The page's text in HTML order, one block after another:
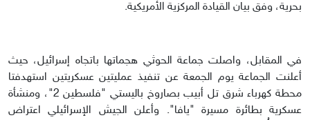
بحرية، وفق بيان القيادة المركزية الأمريكية.
في المقابل، واصلت جماعة الحوثي هجماتها باتجاه إسرائيل، حيث
أعلنت الجماعة يوم الجمعة عن تنفيذ عمليتين عسكريتين استهدفتا
محطة كهرباء شرق تل أبيب بصاروخ باليستي "فلسطين 2"، ومنشأة
عسكرية بطائرة مسيرة "يافا". وأعلن الجيش الإسرائيلي اعتراض